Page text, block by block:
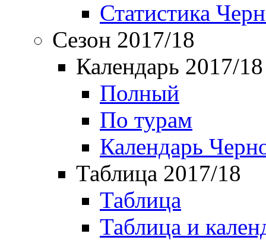
Статистика
Сезон 2017/18
Календарь 2017/18
Полный
По турам
Календарь
Таблица 2017/18
Таблица
Таблица и